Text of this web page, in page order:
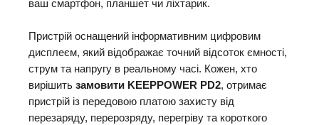
ваш смартфон, планшет чи ліхтарик.
Пристрій оснащений інформативним цифровим
дисплеєм, який відображає точний відсоток ємності,
струм та напругу в реальному часі. Кожен, хто
вирішить замовити KEEPPOWER PD2, отримає
пристрій із передовою платою захисту від
перезаряду, перерозряду, перегріву та короткого